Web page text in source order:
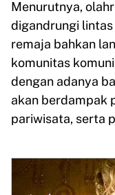
Menurutnya,
digandrungi
remaja bahkan
komunitas
dengan adanya
akan berdampak
pariwisata, serta